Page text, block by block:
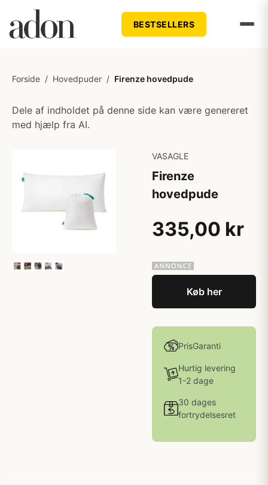
BESTSELLERS
Forside / Hovedpuder / Firenze hovedpude
Dele af indholdet på denne side kan være genereret
med hjælp fra AI.
VASAGLE
Firenze
hovedpude
335,00 kr
Køb her
PrisGaranti
Hurtig levering
1-2 dage
30 dages
fortrydelsesret